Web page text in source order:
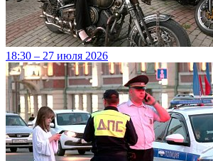
18:30 – 27 июля 2026